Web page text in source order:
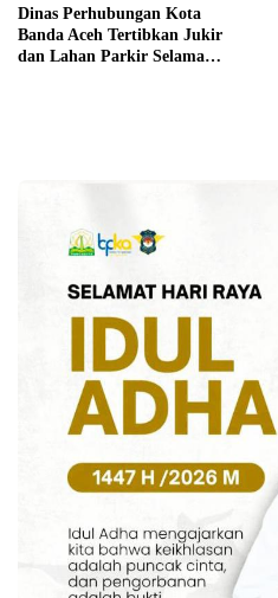
Dinas Perhubungan Kota
Banda Aceh Tertibkan Jukir
dan Lahan Parkir Selama